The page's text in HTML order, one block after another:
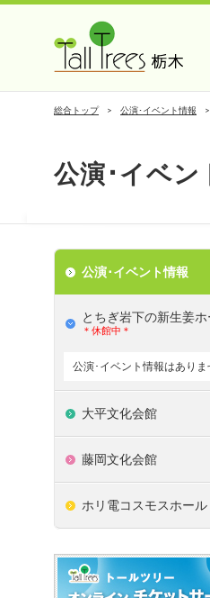
総合トップ 公演･イベント情報
公演･イベン
公演･イベント情報
とちぎ岩下の新⽣姜
＊休館中＊
公演･イベント情報はありま
大平文化会館
藤岡文化会館
ホリ電コスモスホール